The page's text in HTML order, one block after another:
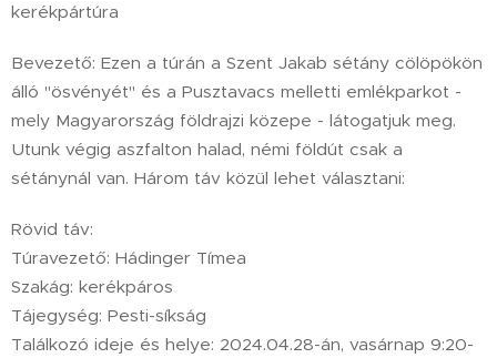
kerékpártúra
Bevezető: Ezen a túrán a Szent Jakab sétány cölöpökön
álló "ösvényét" és a Pusztavacs melletti emlékparkot -
mely Magyarország földrajzi közepe - látogatjuk meg.
Utunk végig aszfalton halad, némi földút csak a
sétánynál van. Három táv közül lehet választani:
Rövid táv:
Túravezető: Hádinger Tímea
Szakág: kerékpáros
Tájegység: Pesti-síkság
Találkozó ideje és helye: 2024.04.28-án, vasárnap 9:20-